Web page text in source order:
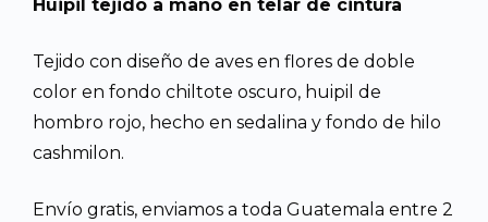
original
era:
Huipil tejido a mano en telar de cintura
Tejido con diseño de aves en flores de doble
color en fondo chiltote oscuro, huipil de
hombro rojo, hecho en sedalina y fondo de hilo
cashmilon.
Envío gratis, enviamos a toda Guatemala entre 2